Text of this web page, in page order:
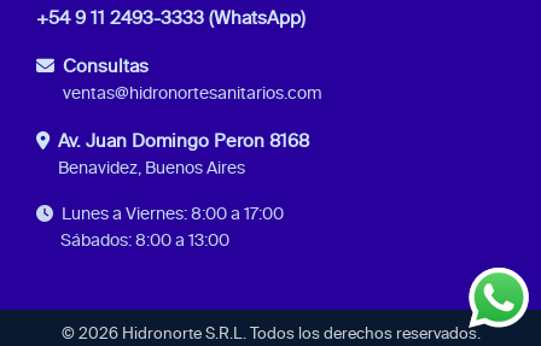
+54 9 11 2493-3333 (WhatsApp)
Consultas
ventas@hidronortesanitarios.com
Av. Juan Domingo Peron 8168
Benavidez, Buenos Aires
Lunes a Viernes: 8:00 a 17:00
Sábados: 8:00 a 13:00
© 2026 Hidronorte S.R.L. Todos los derechos reservados.